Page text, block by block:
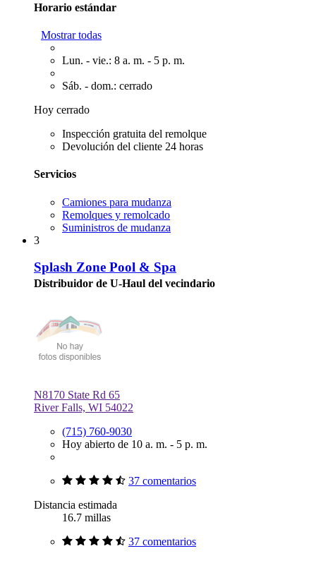
Horario estándar
Mostrar todas
Lun. - vie.: 8 a. m. - 5 p. m.
Sáb. - dom.: cerrado
Hoy cerrado
Inspección gratuita del remolque
Devolución del cliente 24 horas
Servicios
Camiones para mudanza
Remolques y remolcado
Suministros de mudanza
3
Splash Zone Pool & Spa
Distribuidor de U-Haul del vecindario
N8170 State Rd 65
River Falls, WI 54022
(715) 760-9030
Hoy abierto de 10 a. m. - 5 p. m.
37 comentarios
Distancia estimada
16.7 millas
37 comentarios